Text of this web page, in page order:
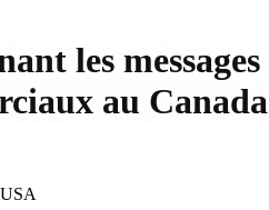
les messages
au Canada